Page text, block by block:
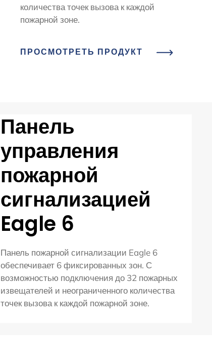
количества точек вызова к каждой
пожарной зоне.
ПРОСМОТРЕТЬ ПРОДУКТ
Панель
управления
пожарной
сигнализацией
Eagle 6
Панель пожарной сигнализации Eagle 6
обеспечивает 6 фиксированных зон. С
возможностью подключения до 32 пожарных
извещателей и неограниченного количества
точек вызова к каждой пожарной зоне.